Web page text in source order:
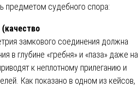
предметом судебного спора:
замкового соединения должна
в глубине «гребня» и «паза» даже на
к неплотному прилеганию и
Как показано в одном из кейсов,